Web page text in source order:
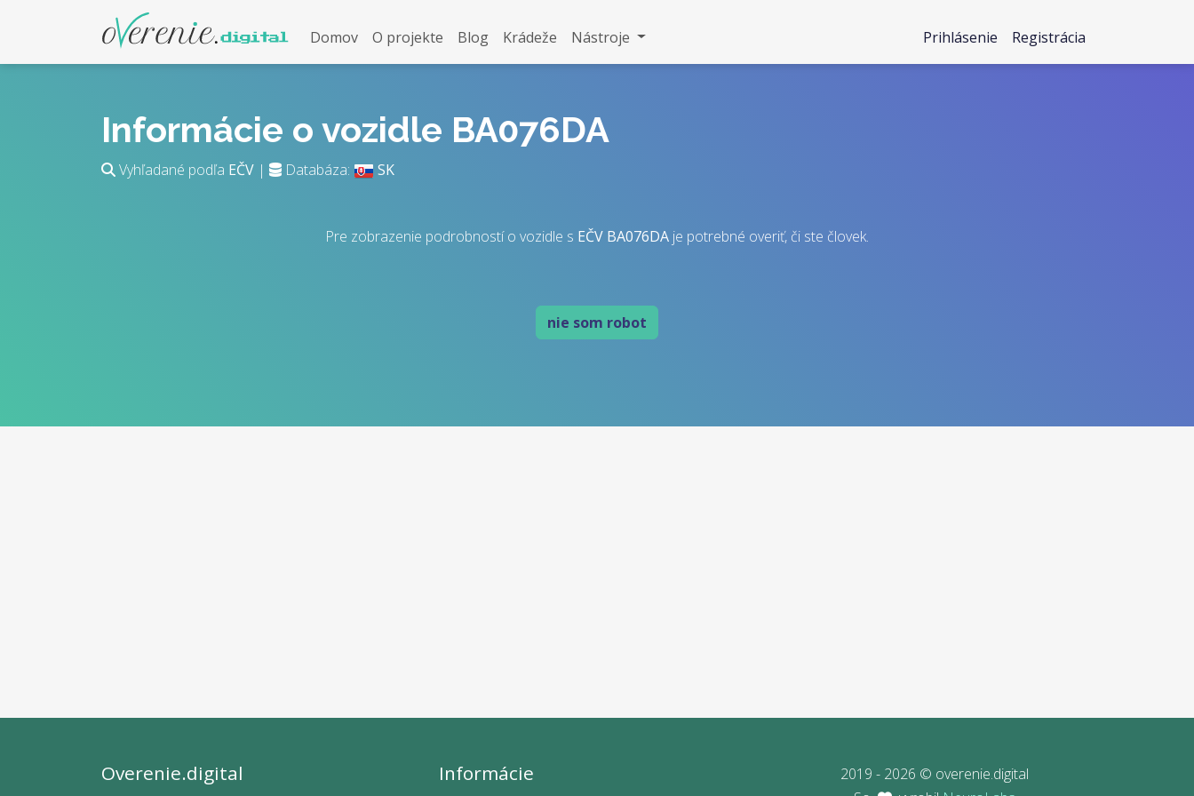
Domov O projekte Blog Krádeže Nástroje Prihlásenie Registrácia
Informácie o vozidle BA076DA
Vyhľadané podľa EČV | Databáza: SK
Pre zobrazenie podrobností o vozidle s EČV BA076DA je potrebné overiť, či ste človek.
nie som robot
Overenie.digital Informácie
2019 - 2026 © overenie.digital